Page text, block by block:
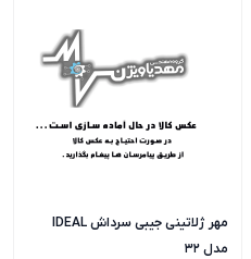
مهر ژلاتینی جیبی سرداش IDEAL
مدل 32